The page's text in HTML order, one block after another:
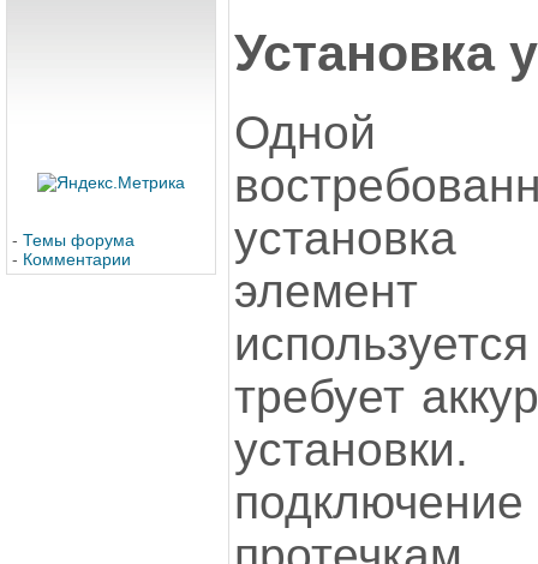
- Темы форума
- Комментарии
Установка
Одной
элемент
требует